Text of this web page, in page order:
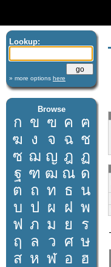
Lookup:
» more options here
Browse
ก ข ฃ ค ฅ
ฆ ง จ ฉ ช
ซ ฌ ญ ฎ ฏ
ฐ ฑ ฒ ณ ด
ต ถ ท ธ น
บ ป ผ ฝ พ
ฟ ภ ม ย
ร
ฤ
ล ว ศ ษ
ส ห ฬ อ ฮ